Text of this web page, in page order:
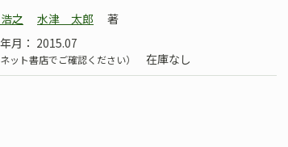
之 水津 太郎
著
月： 2015.07
ット書店でご確認ください） 在庫なし